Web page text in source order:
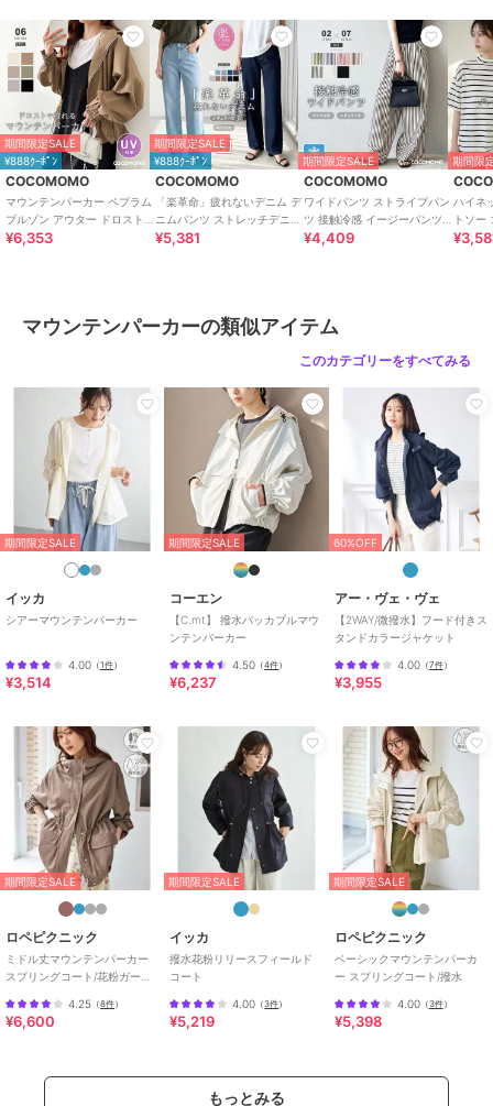
す。
※画像はご覧になっているモニター・パソコン等により実際の商品と
多少色味が異なる場合がございます。
あらかじめご了承くださいませ。
期間限定セール開催中
ブランド COCOMOMO
ショップ ココモモ
性別タイプ
レディース
マウンテンパーカー
レディース
アウター・ジャケット・コート
マウンテンパーカー
カラー
グレー、ホワイト、ライトブラウ
ン、ブラック、ライトグリーン、
ピンク、ブルー、キャラメル
サイズ M,L
素材
ナイロン：100％
商品のお取り扱い方法
アウター・ジャケット・コート
ナイロン/無地/ミドル丈 /フ
ード付き
マウンテンパーカー
/無地/ ミドル丈 /フ
ード付き
原産国 中国製
期間限定SALE
¥888ｸｰﾎﾟﾝ
COCOMOMO
マウンテンパーカー ペプラム
ブルゾン アウター ドロスト
レディース パーカー ライト
¥6,353
期間限定SALE
¥888ｸｰﾎﾟﾝ
COCOMOMO
「楽革命」疲れないデニム デ
ニムパンツ ストレッチデニム
ウエスト調整 レディース デ
¥5,381
期間限定SALE
COCOMOMO
ワイドパンツ ストライプパン
ツ 接触冷感 イージーパンツ
レディース ストライプ ワイ
¥4,409
期間限
ハイネ
トソー
ディー
マウンテンパーカーの類似アイテム
このカテゴリーをすべてみる
期間限定SALE
イッカ
シアーマウンテンパーカー
4.00 （1件）
¥3,514
期間限定SALE
コーエン
【C.mt】 撥水パッカブルマウ
ンテンパーカー
4.50 （4件）
¥6,237
60%OFF
アー・ヴェ・ヴェ
【2WAY/微撥水】フード付きス
タンドカラージャケット
4.00（7件）
¥3,955
期間限定SALE
ロペピクニック
ミドル丈マウンテンパーカー
スプリングコート/花粉ガー
4.25 （8件）
¥6,600
期間限定SALE
イッカ
撥水花粉リリースフィールド
コート
4.00 （3件）
¥5,219
期間限定SALE
ロペピクニック
ベーシックマウンテンパーカ
ー スプリングコート/撥水
4.00（3件）
¥5,398
もっとみる